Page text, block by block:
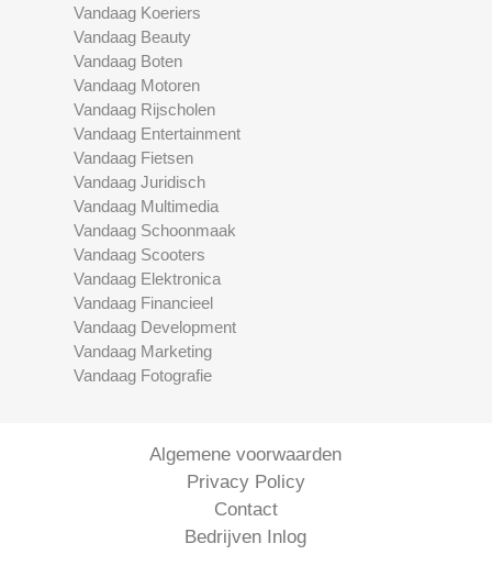
Vandaag Koeriers
Vandaag Beauty
Vandaag Boten
Vandaag Motoren
Vandaag Rijscholen
Vandaag Entertainment
Vandaag Fietsen
Vandaag Juridisch
Vandaag Multimedia
Vandaag Schoonmaak
Vandaag Scooters
Vandaag Elektronica
Vandaag Financieel
Vandaag Development
Vandaag Marketing
Vandaag Fotografie
Algemene voorwaarden
Privacy Policy
Contact
Bedrijven Inlog